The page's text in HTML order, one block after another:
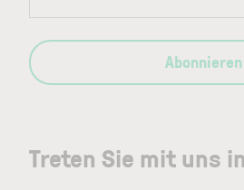
Treten Sie mit uns
Abonnieren